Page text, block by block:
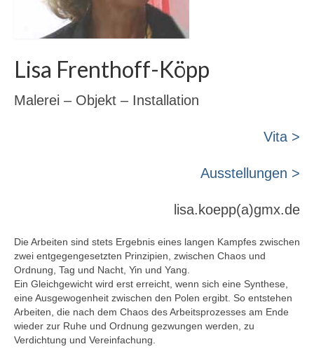
Lisa Frenthoff-Köpp
Malerei – Objekt – Installation
Vita >
Ausstellungen >
lisa.koepp(a)gmx.de
Die Arbeiten sind stets Ergebnis eines langen Kampfes zwischen
zwei entgegengesetzten Prinzipien, zwischen Chaos und
Ordnung, Tag und Nacht, Yin und Yang.
Ein Gleichgewicht wird erst erreicht, wenn sich eine Synthese,
eine Ausgewogenheit zwischen den Polen ergibt. So entstehen
Arbeiten, die nach dem Chaos des Arbeitsprozesses am Ende
wieder zur Ruhe und Ordnung gezwungen werden, zu
Verdichtung und Vereinfachung.